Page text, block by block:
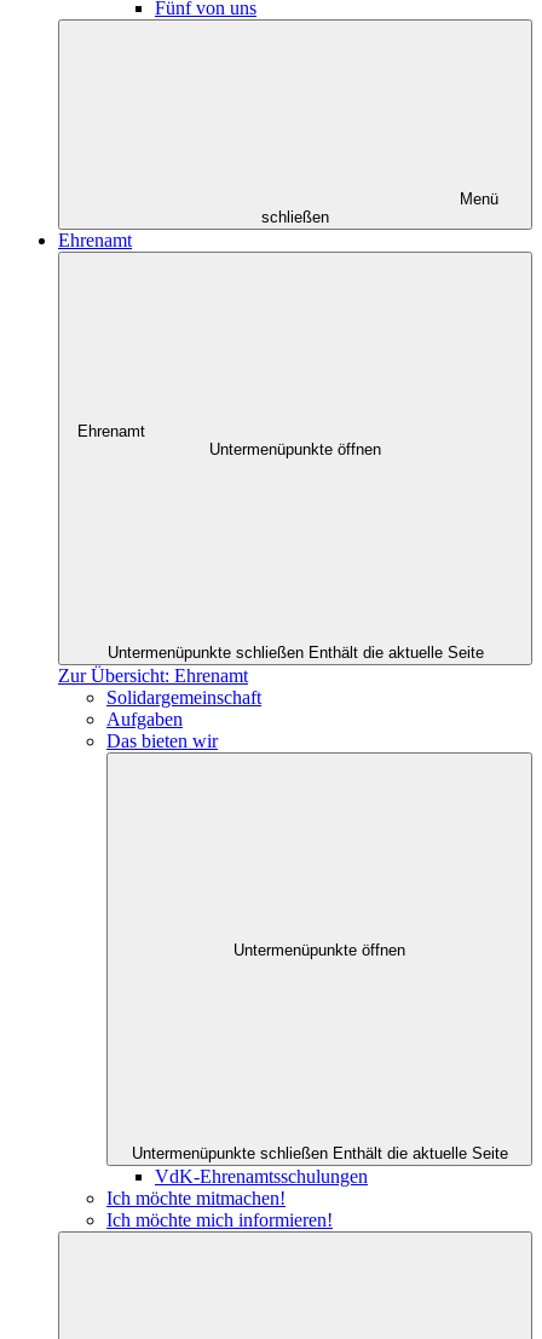
Fünf von uns
Menü
schließen
Ehrenamt
Ehrenamt
Untermenüpunkte öffnen
Untermenüpunkte schließen Enthält die aktuelle Seite
Zur Übersicht: Ehrenamt
Solidargemeinschaft
Aufgaben
Das bieten wir
Untermenüpunkte öffnen
Untermenüpunkte schließen Enthält die aktuelle Seite
VdK-Ehrenamtsschulungen
Ich möchte mitmachen!
Ich möchte mich informieren!